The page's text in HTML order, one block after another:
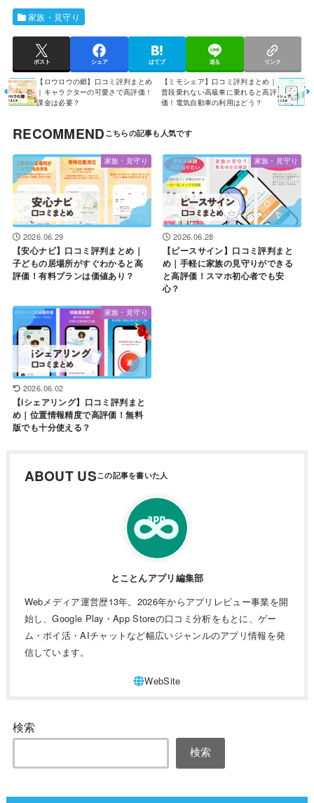
家族・見守り
ポスト シェア はてブ 送る リンク
【ロウロウの郷】口コミ評判まとめ
｜キャラクターの可愛さで高評価！
課金は必要？
【ミモシェア】口コミ評判まとめ｜
普段乗れない高級車に乗れると高評
価！電気自動車の利用はどう？
RECOMMEND
家族・見守り
2026.06.29
【安心ナビ】口コミ評判まとめ｜
子どもの居場所がすぐわかると高
評価！有料プランは価値あり？
家族・見守り
2026.06.28
【ピースサイン】口コミ評判まと
め｜手軽に家族の見守りができる
と高評価！スマホ初心者でも安
心？
家族・見守り
2026.06.02
【iシェアリング】口コミ評判まと
め｜位置情報精度で高評価！無料
版でも十分使える？
ABOUT US
とことんアプリ編集部
Webメディア運営歴13年。2026年からアプリレビュー事業を開
始し、Google Play・App Storeの口コミ分析をもとに、ゲー
ム・ポイ活・AIチャットなど幅広いジャンルのアプリ情報を発
信しています。
検索
検索